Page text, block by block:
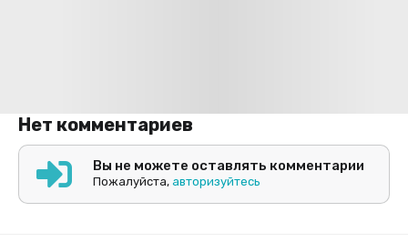
Нет комментариев
Вы не можете оставлять комментарии
Пожалуйста, авторизуйтесь